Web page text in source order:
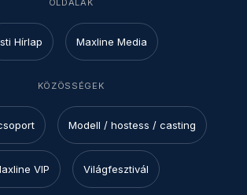
OLDALAK
Hírlap Maxline Media
KÖZÖSSÉGEK
Modell / hostess / casting
VIP Világfesztivál